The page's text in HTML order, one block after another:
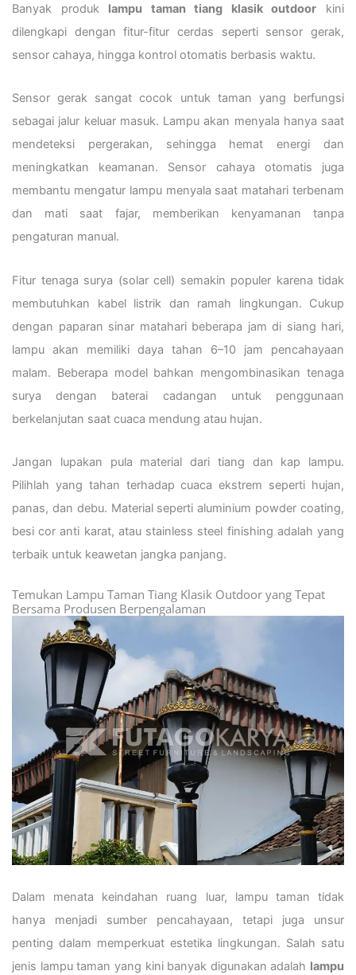
Banyak produk lampu taman tiang klasik outdoor kini
dilengkapi dengan fitur-fitur cerdas seperti sensor gerak,
sensor cahaya, hingga kontrol otomatis berbasis waktu.
Sensor gerak sangat cocok untuk taman yang berfungsi
sebagai jalur keluar masuk. Lampu akan menyala hanya saat
mendeteksi pergerakan, sehingga hemat energi dan
meningkatkan keamanan. Sensor cahaya otomatis juga
membantu mengatur lampu menyala saat matahari terbenam
dan mati saat fajar, memberikan kenyamanan tanpa
pengaturan manual.
Fitur tenaga surya (solar cell) semakin populer karena tidak
membutuhkan kabel listrik dan ramah lingkungan. Cukup
dengan paparan sinar matahari beberapa jam di siang hari,
lampu akan memiliki daya tahan 6–10 jam pencahayaan
malam. Beberapa model bahkan mengombinasikan tenaga
surya dengan baterai cadangan untuk penggunaan
berkelanjutan saat cuaca mendung atau hujan.
Jangan lupakan pula material dari tiang dan kap lampu.
Pilihlah yang tahan terhadap cuaca ekstrem seperti hujan,
panas, dan debu. Material seperti aluminium powder coating,
besi cor anti karat, atau stainless steel finishing adalah yang
terbaik untuk keawetan jangka panjang.
Temukan Lampu Taman Tiang Klasik Outdoor yang Tepat
Bersama Produsen Berpengalaman
Dalam menata keindahan ruang luar, lampu taman tidak
hanya menjadi sumber pencahayaan, tetapi juga unsur
penting dalam memperkuat estetika lingkungan. Salah satu
jenis lampu taman yang kini banyak digunakan adalah lampu